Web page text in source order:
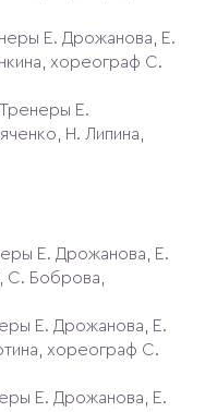
Е. Дрожанова, Е.
хореограф С.
Е.
Н. Липина,
Е. Дрожанова, Е.
С. Боброва,
Е. Дрожанова, Е.
хореограф С.
Е. Дрожанова, Е.